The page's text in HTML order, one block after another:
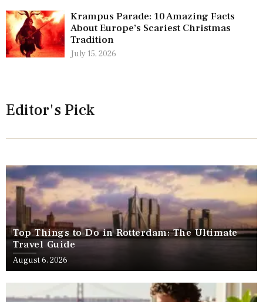
Krampus Parade: 10 Amazing Facts
About Europe’s Scariest Christmas
Tradition
July 15, 2026
Editor's Pick
Top Things to Do in Rotterdam: The Ultimate
Travel Guide
August 6, 2026